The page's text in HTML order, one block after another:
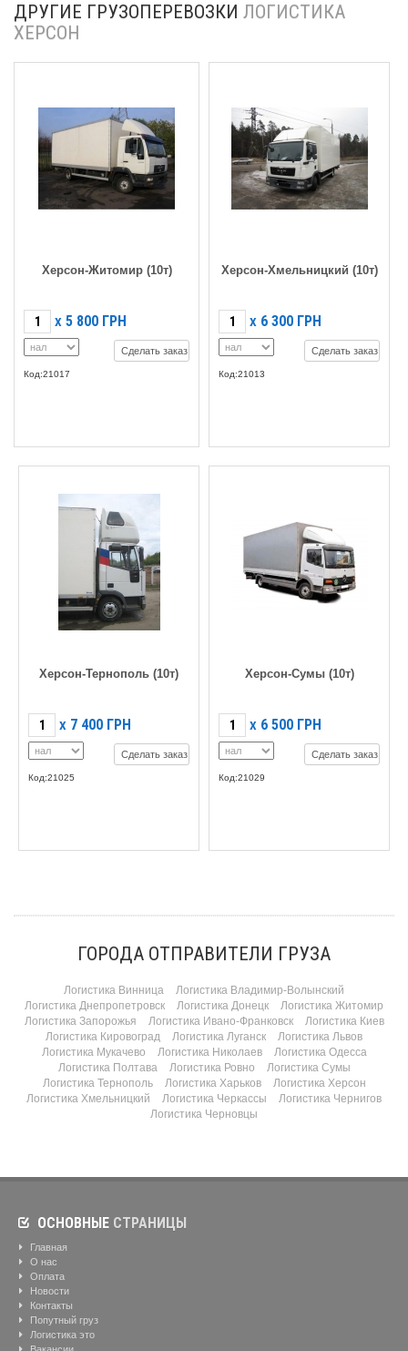
ДРУГИЕ ГРУЗОПЕРЕВОЗКИ ЛОГИСТИКА
ХЕРСОН
Херсон-Житомир (10т)
X 5 800 ГРН
Сделать заказ
Код:21017
Херсон-Хмельницкий (10т)
X 6 300 ГРН
Сделать заказ
Код:21013
Херсон-Тернополь (10т)
X 7 400 ГРН
Сделать заказ
Код:21025
Херсон-Сумы (10т)
X 6 500 ГРН
Сделать заказ
Код:21029
ГОРОДА ОТПРАВИТЕЛИ ГРУЗА
Логистика Винница
Логистика Владимир-Волынский
Логистика Днепропетровск
Логистика Донецк
Логистика Житомир
Логистика Запорожья
Логистика Ивано-Франковск
Логистика Киев
Логистика Кировоград
Логистика Луганск
Логистика Львов
Логистика Мукачево
Логистика Николаев
Логистика Одесса
Логистика Полтава
Логистика Ровно
Логистика Сумы
Логистика Тернополь
Логистика Харьков
Логистика Херсон
Логистика Хмельницкий
Логистика Черкассы
Логистика Чернигов
Логистика Черновцы
ОСНОВНЫЕ СТРАНИЦЫ
Главная
О нас
Оплата
Новости
Контакты
Попутный груз
Логистика это